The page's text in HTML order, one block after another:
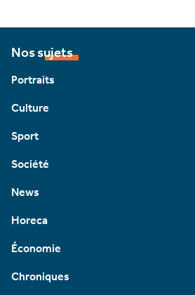
Nos sujets
Portraits
Culture
Sport
Société
News
Horeca
Économie
Chroniques